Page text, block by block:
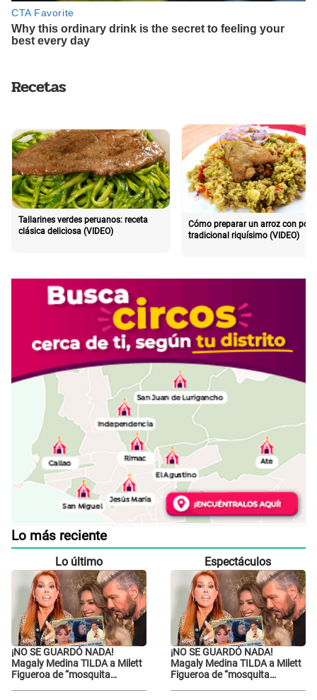
Recetas
Tallarines verdes peruanos: receta
clásica deliciosa (VIDEO)
Cómo preparar un arroz con pollo
tradicional riquísimo (VIDEO)
Lo más reciente
Lo último
¡NO SE GUARDÓ NADA!
Magaly Medina TILDA a Milett
Figueroa de “mosquita
Espectáculos
¡NO SE GUARDÓ NADA!
Magaly Medina TILDA a Milett
Figueroa de “mosquita